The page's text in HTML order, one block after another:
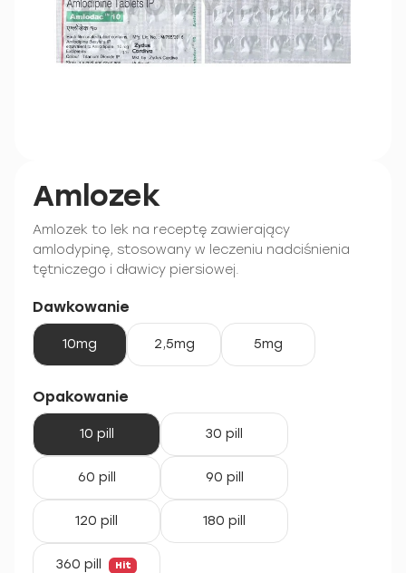
Amlozek
Amlozek to lek na receptę zawierający
amlodypinę, stosowany w leczeniu nadciśnienia
tętniczego i dławicy piersiowej.
Dawkowanie
10mg 2,5mg 5mg
Opakowanie
10 pill 30 pill
60 pill 90 pill
120 pill 180 pill
360 pill Hit